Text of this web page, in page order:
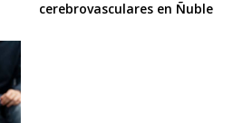
cerebrovasculares en Ñuble